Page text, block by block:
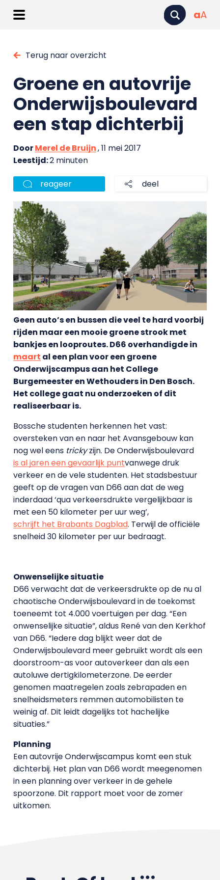
aA
Terug naar overzicht
Groene en autovrije
Onderwijsboulevard
een stap dichterbij
DoorMerel de Bruijn, 11 mei 2017
Leestijd:2 minuten
reageer deel
Geen auto’s en bussen die veel te hard voorbij
rijden maar een mooie groene strook met
bankjes en looproutes. D66 overhandigde in
maart al een plan voor een groene
Onderwijscampus aan het College
Burgemeester en Wethouders in Den Bosch.
Het college gaat nu onderzoeken of dit
realiseerbaar is.
Bossche studenten herkennen het vast:
oversteken van en naar het Avansgebouw kan
nog wel eens trickyzijn. De Onderwijsboulevard
is al jaren een gevaarlijk puntvanwege druk
verkeer en de vele studenten. Het stadsbestuur
geeft op de vragen van D66 aan dat de weg
inderdaad ‘qua verkeersdrukte vergelijkbaar is
met een 50 kilometer per uur weg’,
schrijft het Brabants Dagblad. Terwijl de officiële
snelheid 30 kilometer per uur bedraagt.
Onwenselijke situatie
D66 verwacht dat de verkeersdrukte op de nu al
chaotische Onderwijsboulevard in de toekomst
toeneemt tot 4.000 voertuigen per dag. “Een
onwenselijke situatie”, aldus René van den Kerkhof
van D66. “Iedere dag blijkt weer dat de
Onderwijsboulevard meer gebruikt wordt als een
doorstroom-as voor autoverkeer dan als een
autoluwe dertigkilometerzone. De eerder
genomen maatregelen zoals zebrapaden en
snelheidsmeters remmen automobilisten te
weinig af. Dit leidt dagelijks tot hachelijke
situaties.”
Planning
Een autovrije Onderwijscampus komt een stuk
dichterbij. Het plan van D66 wordt meegenomen
in een planning over verkeer in de gehele
spoorzone. Dit rapport moet voor de zomer
uitkomen.